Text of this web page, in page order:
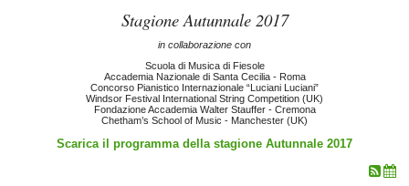
Stagione Autunnale 2017
in collaborazione con
Scuola di Musica di Fiesole
Accademia Nazionale di Santa Cecilia - Roma
Concorso Pianistico Internazionale “Luciani Luciani”
Windsor Festival International String Competition (UK)
Fondazione Accademia Walter Stauffer - Cremona
Chetham’s School of Music - Manchester (UK)
Scarica il programma della stagione Autunnale 2017